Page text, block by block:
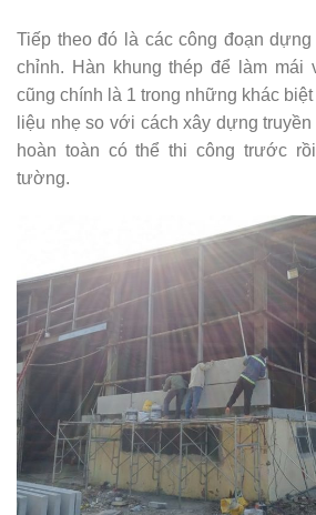
Tiếp theo đó là các công đoạn
chỉnh. Hàn khung thép để làm mái
cũng chính là 1 trong những khác
liệu nhẹ so với cách xây dựng
hoàn toàn có thể thi công trước
tường.